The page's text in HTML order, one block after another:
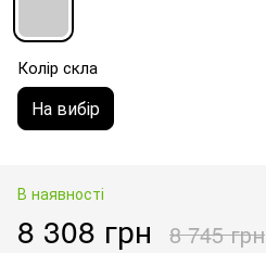
Колір скла
На вибір
В наявності
8 308 грн 8 745 грн